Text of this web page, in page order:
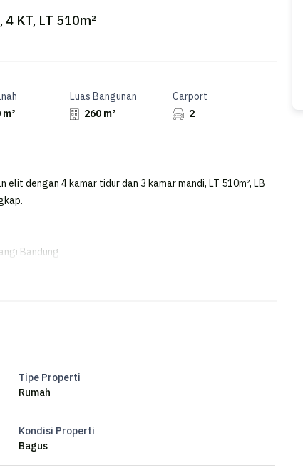
KT, LT 510m²
Luas Bangunan
260 m²
Carport
2
elit dengan 4 kamar tidur dan 3 kamar mandi, LT 510m², LB
Bandung
Tipe Properti
Rumah
Kondisi Properti
Bagus